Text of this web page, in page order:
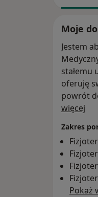
Moje
Jestem
stałemu
oferuję
powrót
W celu
więcej
Zakres
Pokaż